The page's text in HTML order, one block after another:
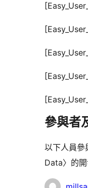
參與者
以下人員參
Data〉的
參